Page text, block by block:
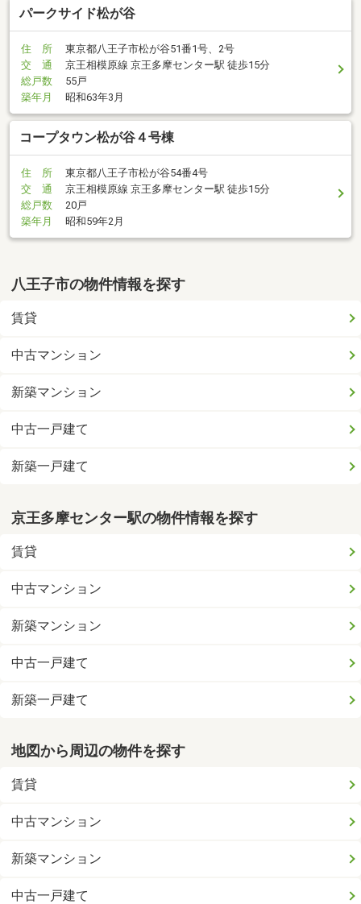
パークサイド松が谷
住 所
東京都八王子市松が谷51番1号、2号
交 通
京王相模原線 京王多摩センター駅 徒歩15分
総戸数
55戸
築年月
昭和63年3月
コープタウン松が谷４号棟
住 所
東京都八王子市松が谷54番4号
交 通
京王相模原線 京王多摩センター駅 徒歩15分
総戸数
20戸
築年月
昭和59年2月
八王子市の物件情報を探す
賃貸
中古マンション
新築マンション
中古一戸建て
新築一戸建て
京王多摩センター駅の物件情報を探す
賃貸
中古マンション
新築マンション
中古一戸建て
新築一戸建て
地図から周辺の物件を探す
賃貸
中古マンション
新築マンション
中古一戸建て